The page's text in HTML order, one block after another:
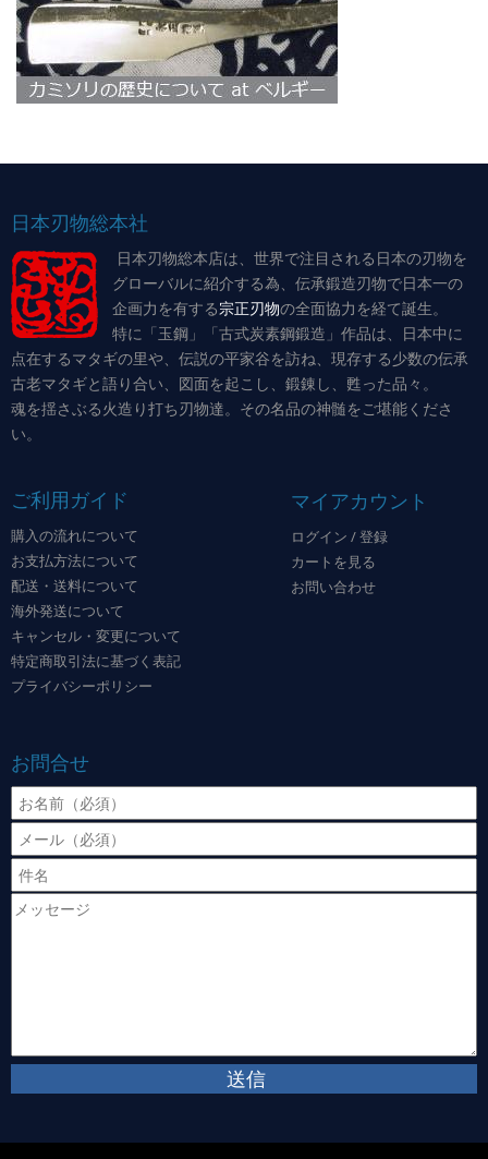
日本刃物総本社
日本刃物総本店は、世界で注目される日本の刃物を
グローバルに紹介する為、伝承鍛造刃物で日本一の
企画力を有する宗正刃物の全面協力を経て誕生。
特に「玉鋼」「古式炭素鋼鍛造」作品は、日本中に
点在するマタギの里や、伝説の平家谷を訪ね、現存する少数の伝承
古老マタギと語り合い、図面を起こし、鍛錬し、甦った品々。
魂を揺さぶる火造り打ち刃物達。その名品の神髄をご堪能くださ
い。
ご利用ガイド
購入の流れについて
お支払方法について
配送・送料について
海外発送について
キャンセル・変更について
特定商取引法に基づく表記
プライバシーポリシー
マイアカウント
ログイン / 登録
カートを見る
お問い合わせ
お問合せ